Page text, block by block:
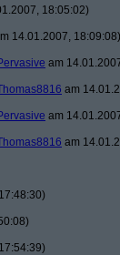
18:05:02)
14.01.2007, 18:09:08)
am
am
am
am